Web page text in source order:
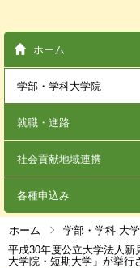
ホーム
学部・学科大学院
就職・進路
社会貢献地域連携
各種申込み
ホーム 学部・学科 大
平成30年度公立大学法人新
大学院・短期大学」が挙行